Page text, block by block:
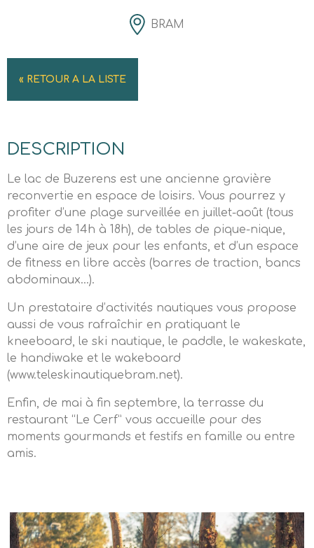
BRAM
« RETOUR A LA LISTE
DESCRIPTION
Le lac de Buzerens est une ancienne gravière
reconvertie en espace de loisirs. Vous pourrez y
profiter d’une plage surveillée en juillet-août (tous
les jours de 14h à 18h), de tables de pique-nique,
d’une aire de jeux pour les enfants, et d’un espace
de fitness en libre accès (barres de traction, bancs
abdominaux…).
Un prestataire d’activités nautiques vous propose
aussi de vous rafraîchir en pratiquant le
kneeboard, le ski nautique, le paddle, le wakeskate,
le handiwake et le wakeboard
(www.teleskinautiquebram.net).
Enfin, de mai à fin septembre, la terrasse du
restaurant “Le Cerf” vous accueille pour des
moments gourmands et festifs en famille ou entre
amis.